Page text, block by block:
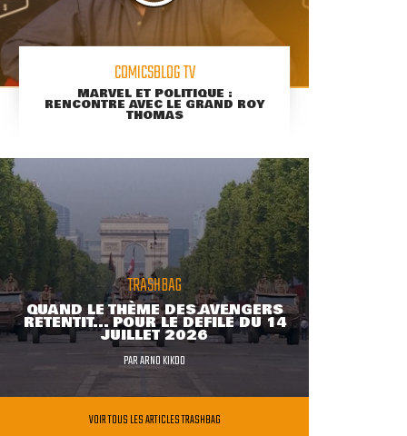
COMICSBLOG TV
MARVEL ET POLITIQUE :
RENCONTRE AVEC LE GRAND ROY
THOMAS
TRASHBAG
QUAND LE THÈME DES AVENGERS
RETENTIT... POUR LE DÉFILÉ DU 14
JUILLET 2026
PARARNO KIKOO
VOIR TOUS LES ARTICLES TRASHBAG